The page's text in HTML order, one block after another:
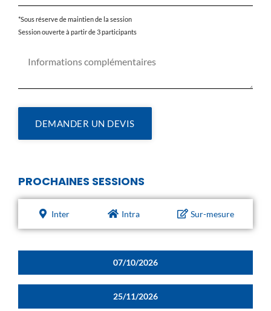
*Sous réserve de maintien de la session
Session ouverte à partir de 3 participants
DEMANDER UN DEVIS
PROCHAINES SESSIONS
Inter Intra Sur-mesure
07/10/2026
25/11/2026